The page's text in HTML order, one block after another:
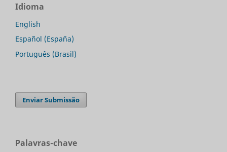
Idioma
English
Español (España)
Português (Brasil)
Enviar Submissão
Palavras-chave